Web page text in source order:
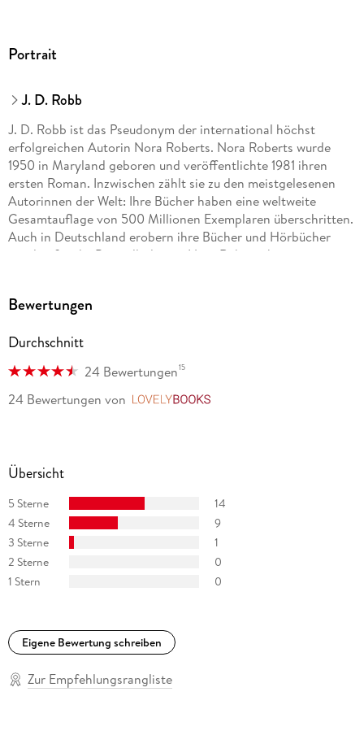
Portrait
J. D. Robb
J. D. Robb ist das Pseudonym der international höchst
erfolgreichen Autorin Nora Roberts. Nora Roberts wurde
1950 in Maryland geboren und veröffentlichte 1981 ihren
ersten Roman. Inzwischen zählt sie zu den meistgelesenen
Autorinnen der Welt: Ihre Bücher haben eine weltweite
Gesamtauflage von 500 Millionen Exemplaren überschritten.
Auch in Deutschland erobern ihre Bücher und Hörbücher
regelmäßig die Bestsellerlisten. Nora Roberts hat zwei
Bewertungen
Durchschnitt
24 Bewertungen15
24 Bewertungen von
Übersicht
5 Sterne
14
4 Sterne
9
3 Sterne
1
2 Sterne
0
1 Stern
0
Eigene Bewertung schreiben
Zur Empfehlungsrangliste